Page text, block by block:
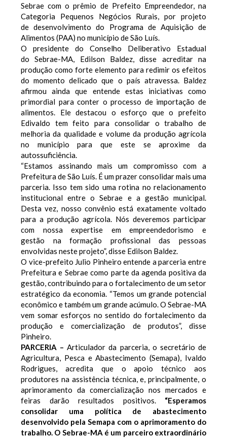
Sebrae com o prêmio de Prefeito Empreendedor, na
Categoria Pequenos Negócios Rurais, por projeto
de desenvolvimento do Programa de Aquisição de
Alimentos (PAA) no município de São Luís.
O presidente do Conselho Deliberativo Estadual
do Sebrae-MA, Edilson Baldez, disse acreditar na
produção como forte elemento para redimir os efeitos
do momento delicado que o país atravessa. Baldez
afirmou ainda que entende estas iniciativas como
primordial para conter o processo de importação de
alimentos. Ele destacou o esforço que o prefeito
Edivaldo tem feito para consolidar o trabalho de
melhoria da qualidade e volume da produção agrícola
no município para que este se aproxime da
autossuficiência.
“Estamos assinando mais um compromisso com a
Prefeitura de São Luís. É um prazer consolidar mais uma
parceria. Isso tem sido uma rotina no relacionamento
institucional entre o Sebrae e a gestão municipal.
Desta vez, nosso convênio está exatamente voltado
para a produção agrícola. Nós deveremos participar
com nossa expertise em empreendedorismo e
gestão na formação profissional das pessoas
envolvidas neste projeto”, disse Edilson Baldez.
O vice-prefeito Julio Pinheiro entende a parceria entre
Prefeitura e Sebrae como parte da agenda positiva da
gestão, contribuindo para o fortalecimento de um setor
estratégico da economia. “Temos um grande potencial
econômico e também um grande acúmulo. O Sebrae-MA
vem somar esforços no sentido do fortalecimento da
produção e comercialização de produtos”, disse
Pinheiro.
PARCERIA –Articulador da parceria, o secretário de
Agricultura, Pesca e Abastecimento (Semapa), Ivaldo
Rodrigues, acredita que o apoio técnico aos
produtores na assistência técnica, e, principalmente, o
aprimoramento da comercialização nos mercados e
feiras darão resultados positivos. “Esperamos
consolidar uma política de abastecimento
desenvolvido pela Semapa com o aprimoramento do
trabalho. O Sebrae-MA é um parceiro extraordinário